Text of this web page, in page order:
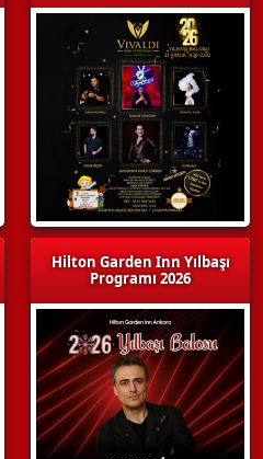
Hilton Garden Inn Yılbaşı
Programı 2026